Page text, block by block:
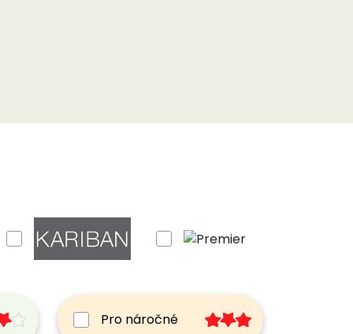
přijatelnou cenu. Nabízíme:
Pro náročné